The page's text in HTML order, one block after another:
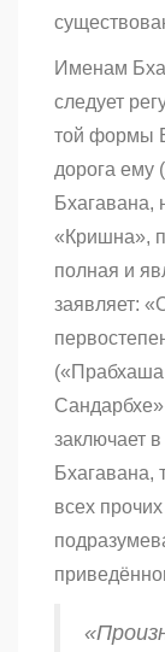
Именам
следует
той формы
дорога ему (
Бхагавана,
«Кришна»,
полная и
заявляет:
(«Прабхаша
заключает
Бхагавана,
всех